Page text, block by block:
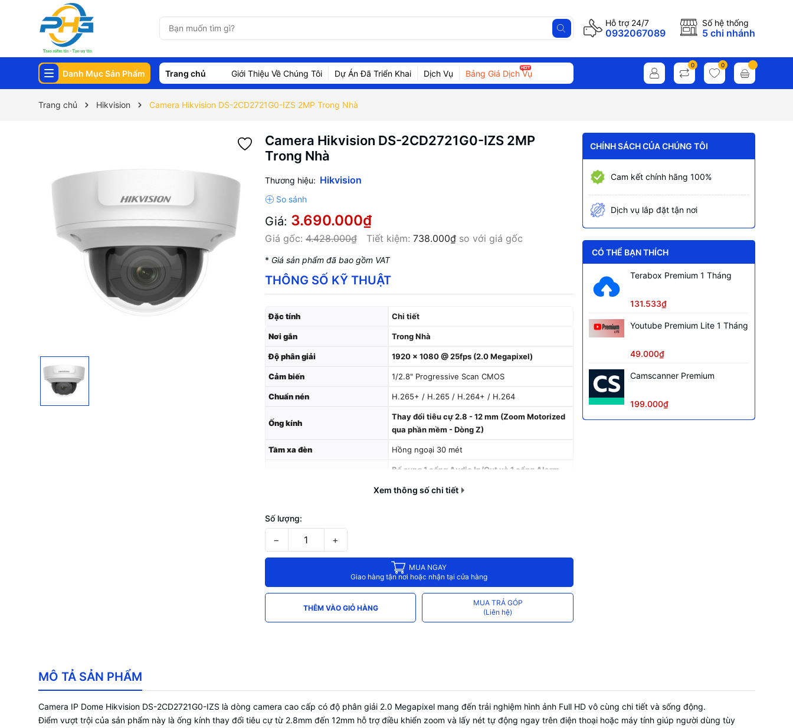
Hỗ trợ 24/7
0932067089
Số hệ thống
5 chi nhánh
Danh Mục Sản Phẩm Trang chủ Giới Thiệu Về Chúng Tôi Dự Án Đã Triển Khai Dịch Vụ Bảng Giá Dịch Vụ
0 0
Trang chủ Hikvision Camera Hikvision DS-2CD2721G0-IZS 2MP Trong Nhà
Camera Hikvision DS-2CD2721G0-IZS 2MP
Trong Nhà
Thương hiệu: Hikvision
Giá: 3.690.000₫
Giá gốc: 4.428.000₫ Tiết kiệm: 738.000₫so với giá gốc
* Giá sản phẩm đã bao gồm VAT
THÔNG SỐ KỸ THUẬT
Đặc tính Chi tiết
Nơi gắn Trong Nhà
Độ phân giải 1920 x 1080 @ 25fps (2.0 Megapixel)
Cảm biến 1/2.8" Progressive Scan CMOS
Chuẩn nén H.265+ / H.265 / H.264+ / H.264
Ống kính
Thay đổi tiêu cự 2.8 - 12 mm (Zoom Motorized
qua phần mềm - Dòng Z)
Tầm xa đèn Hồng ngoại 30 mét
Bổ sung 1 cổng Audio In/Out và 1 cổng Alarm
Tính năng thông minh
Thẻ nhớ Hỗ trợ tối đa 128 GB
IP66 (Chống nước), IK10 (Chống va đập)
Nguồn cấp 12 VDC & PoE
Hik-Connect & CameraDDNS
Xem thông số chi tiết
Số lượng:
− +
MUA NGAY
Giao hàng tận nơi hoặc nhận tại cửa hàng
THÊM VÀO GIỎ HÀNG
MUA TRẢ GÓP
(Liên hệ)
CHÍNH SÁCH CỦA CHÚNG TÔI
Cam kết chính hãng 100%
Dịch vụ lắp đặt tận nơi
CÓ THỂ BẠN THÍCH
Terabox Premium 1 Tháng
131.533₫
Youtube Premium Lite 1 Tháng
49.000₫
Camscanner Premium
199.000₫
MÔ TẢ SẢN PHẨM
Camera IP Dome Hikvision DS-2CD2721G0-IZS là dòng camera cao cấp có độ phân giải 2.0 Megapixel mang đến trải nghiệm hình ảnh Full HD vô cùng chi tiết và sống động.
Điểm vượt trội của sản phẩm này là ống kính thay đổi tiêu cự từ 2.8mm đến 12mm hỗ trợ điều khiển zoom và lấy nét tự động ngay trên điện thoại hoặc máy tính giúp người dùng tùy